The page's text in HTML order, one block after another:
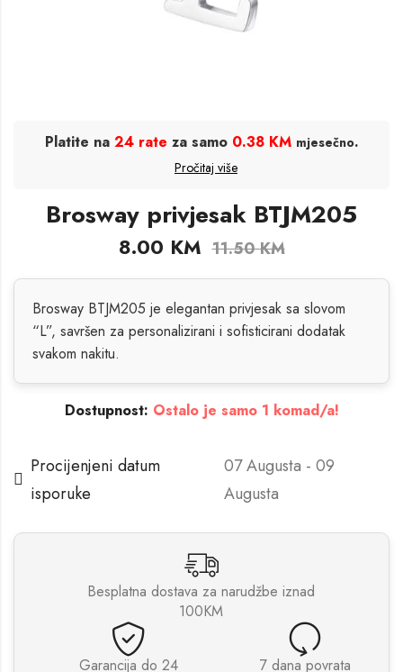
Platite na 24 rate za samo 0.38 KM mjesečno.
Pročitaj više
Brosway privjesak BTJM205
8.00 KM 11.50KM
Brosway BTJM205 je elegantan privjesak sa slovom
“L”, savršen za personalizirani i sofisticirani dodatak
svakom nakitu.
Dostupnost: Ostalo je samo 1 komad/a!
Procijenjeni datum
isporuke
07 Augusta - 09
Augusta
Besplatna dostava za narudžbe iznad
100KM
Garancija do 24
7 dana povrata